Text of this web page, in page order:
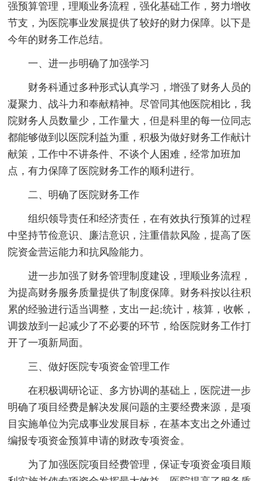
强预算管理，理顺业务流程，强化基础工作，努力增收
节支，为医院事业发展提供了较好的财力保障。以下是
今年的财务工作总结。
一、进一步明确了加强学习
财务科通过多种形式认真学习，增强了财务人员的
凝聚力、战斗力和奉献精神。尽管同其他医院相比，我
院财务人员数量少，工作量大，但是科里的每一位同志
都能够做到以医院利益为重，积极为做好财务工作献计
献策，工作中不讲条件、不谈个人困难，经常加班加
点，有力保障了医院财务工作的顺利进行。
二、明确了医院财务工作
组织领导责任和经济责任，在有效执行预算的过程
中坚持节俭意识、廉洁意识，注重借款风险，提高了医
院资金营运能力和抗风险能力。
进一步加强了财务管理制度建设，理顺业务流程，
为提高财务服务质量提供了制度保障。财务科按以往积
累的经验进行适当调整，支出一起;统计，核算，收帐，
调拨放到一起减少了不必要的环节，给医院财务工作打
开了一项新局面。
三、做好医院专项资金管理工作
在积极调研论证、多方协调的基础上，医院进一步
明确了项目经费是解决发展问题的主要经费来源，是项
目实施单位为完成事业发展目标，在基本支出之外通过
编报专项资金预算申请的财政专项资金。
为了加强医院项目经费管理，保证专项资金项目顺